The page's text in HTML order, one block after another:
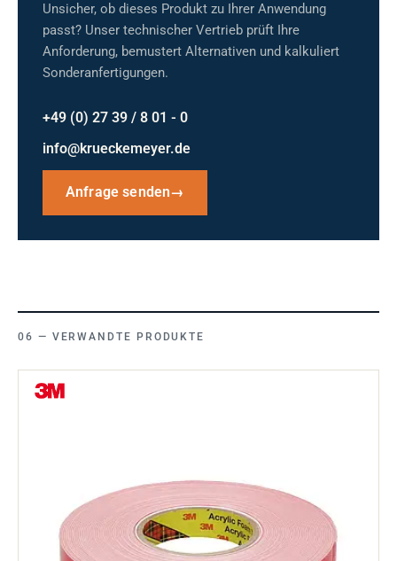
Unsicher, ob dieses Produkt zu Ihrer Anwendung
passt? Unser technischer Vertrieb prüft Ihre
Anforderung, bemustert Alternativen und kalkuliert
Sonderanfertigungen.
+49 (0) 27 39 / 8 01 - 0
info@krueckemeyer.de
Anfrage senden→
VERWANDTE PRODUKTE